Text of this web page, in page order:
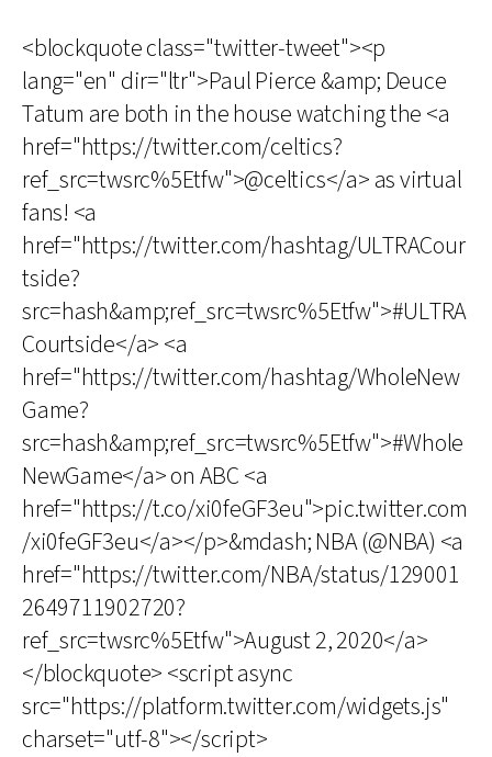
<blockquote class="twitter-tweet"><p
lang="en" dir="ltr">Paul Pierce &amp; Deuce
Tatum are both in the house watching the <a
href="https://twitter.com/celtics?
ref_src=twsrc%5Etfw">@celtics</a> as virtual
fans! <a
href="https://twitter.com/hashtag/ULTRACour
tside?
src=hash&amp;ref_src=twsrc%5Etfw">#ULTRA
Courtside</a> <a
href="https://twitter.com/hashtag/WholeNew
Game?
src=hash&amp;ref_src=twsrc%5Etfw">#Whole
NewGame</a> on ABC <a
href="https://t.co/xi0feGF3eu">pic.twitter.com
/xi0feGF3eu</a></p>&mdash; NBA (@NBA) <a
href="https://twitter.com/NBA/status/129001
2649711902720?
ref_src=twsrc%5Etfw">August 2, 2020</a>
</blockquote> <script async
src="https://platform.twitter.com/widgets.js"
charset="utf-8"></script>